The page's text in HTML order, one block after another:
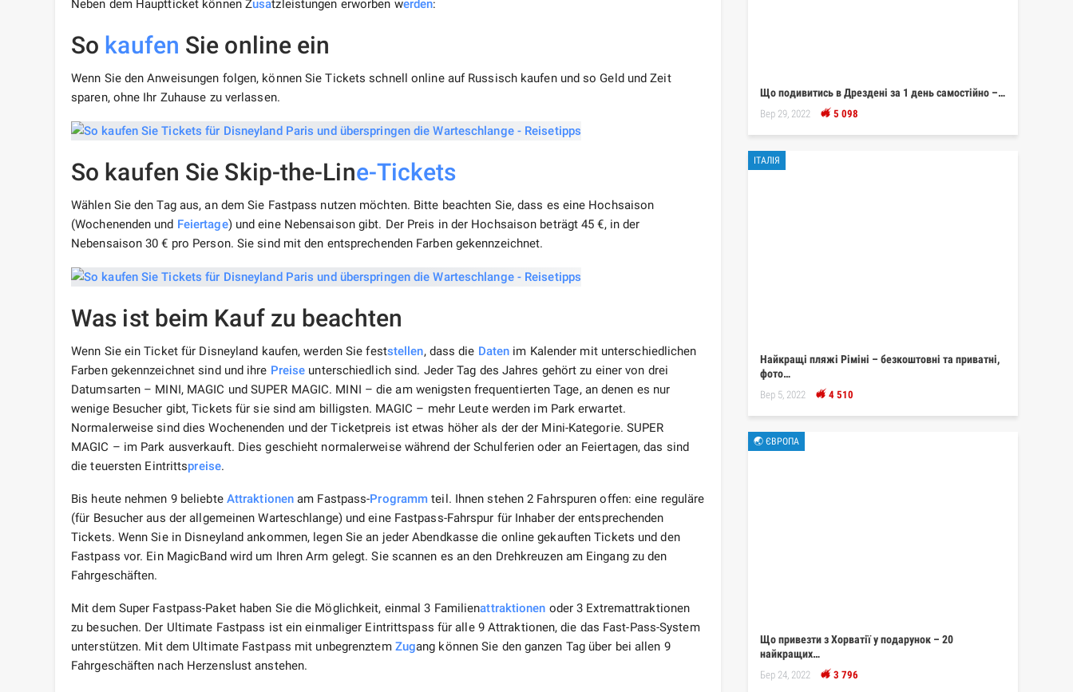
Neben dem Hauptticket können Zusatzleistungen erworben werden:
So kaufen Sie online ein
Wenn Sie den Anweisungen folgen, können Sie Tickets schnell online auf Russisch kaufen und so Geld und Zeit
sparen, ohne Ihr Zuhause zu verlassen.
So kaufen Sie Skip-the-Line-Tickets
Wählen Sie den Tag aus, an dem Sie Fastpass nutzen möchten. Bitte beachten Sie, dass es eine Hochsaison
(Wochenenden und Feiertage) und eine Nebensaison gibt. Der Preis in der Hochsaison beträgt 45 €, in der
Nebensaison 30 € pro Person. Sie sind mit den entsprechenden Farben gekennzeichnet.
Was ist beim Kauf zu beachten
Wenn Sie ein Ticket für Disneyland kaufen, werden Sie feststellen, dass die Daten im Kalender mit unterschiedlichen
Farben gekennzeichnet sind und ihre Preise unterschiedlich sind. Jeder Tag des Jahres gehört zu einer von drei
Datumsarten – MINI, MAGIC und SUPER MAGIC. MINI – die am wenigsten frequentierten Tage, an denen es nur
wenige Besucher gibt, Tickets für sie sind am billigsten. MAGIC – mehr Leute werden im Park erwartet.
Normalerweise sind dies Wochenenden und der Ticketpreis ist etwas höher als der der Mini-Kategorie. SUPER
MAGIC – im Park ausverkauft. Dies geschieht normalerweise während der Schulferien oder an Feiertagen, das sind
die teuersten Eintrittspreise.
Bis heute nehmen 9 beliebte Attraktionen am Fastpass-Programm teil. Ihnen stehen 2 Fahrspuren offen: eine reguläre
(für Besucher aus der allgemeinen Warteschlange) und eine Fastpass-Fahrspur für Inhaber der entsprechenden
Tickets. Wenn Sie in Disneyland ankommen, legen Sie an jeder Abendkasse die online gekauften Tickets und den
Fastpass vor. Ein MagicBand wird um Ihren Arm gelegt. Sie scannen es an den Drehkreuzen am Eingang zu den
Fahrgeschäften.
Mit dem Super Fastpass-Paket haben Sie die Möglichkeit, einmal 3 Familienattraktionen oder 3 Extremattraktionen
zu besuchen. Der Ultimate Fastpass ist ein einmaliger Eintrittspass für alle 9 Attraktionen, die das Fast-Pass-System
unterstützen. Mit dem Ultimate Fastpass mit unbegrenztem Zugang können Sie den ganzen Tag über bei allen 9
Fahrgeschäften nach Herzenslust anstehen.
Що подивитись в Дрездені за 1 день самостійно –…
Вер 29, 2022 5 098
ІТАЛІЯ
Найкращі пляжі Ріміні – безкоштовні та приватні,
фото…
Вер 5, 2022 4 510
🌏 ЄВРОПА
Що привезти з Хорватії у подарунок – 20
найкращих…
Бер 24, 2022 3 796